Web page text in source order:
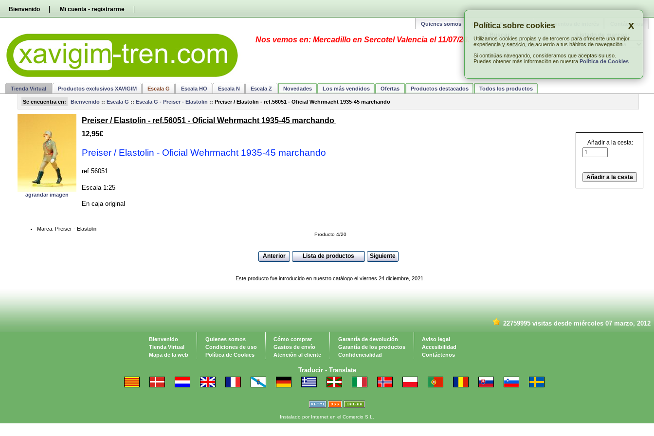
x
Política sobre cookies
Utilizamos cookies propias y de terceros para ofrecerte una mejor
experiencia y servicio, de acuerdo a tus hábitos de navegación.
Si continúas navegando, consideramos que aceptas su uso.
Puedes obtener más información en nuestra Política de Cookies
directamente
Bienvenido Mi cuenta - registrarme
Quienes somos Preguntas Frecuentes Documentos de interés Contáctenos
Nos vemos en: Mercadillo en Sercotel Valencia el 11/07/26.
Tienda Virtual Productos exclusivos XAVIGIM Escala G Escala HO Escala N Escala Z Novedades Los más vendidos Ofertas Productos destacados Todos los productos
Se encuentra en: Bienvenido:: Escala G :: Escala G - Preiser - Elastolin :: Preiser / Elastolin - ref.56051 - Oficial Wehrmacht 1935-45 marchando
agrandar imagen
Preiser / Elastolin - ref.56051 - Oficial Wehrmacht 1935-45 marchando
12,95€
Añadir a la cesta:
Preiser / Elastolin- Oficial Wehrmacht 1935-45 marchando
ref.56051
Escala 1:25
En caja original
Marca: Preiser - Elastolin
Producto 4/20
Anterior Lista de productos Siguiente
Este producto fue introducido en nuestro catálogo el viernes 24 diciembre, 2021.
22759995 visitas desde miércoles 07 marzo, 2012
Bienvenido
Tienda Virtual
Mapa de la web
Quienes somos
Condiciones de uso
Política de Cookies
Cómo comprar
Gastos de envío
Atención al cliente
Garantía de devolución
Garantía de los productos
Confidencialidad
Aviso legal
Accesibilidad
Contáctenos
Traducir - Translate
Instalado por Internet en el Comercio S.L.